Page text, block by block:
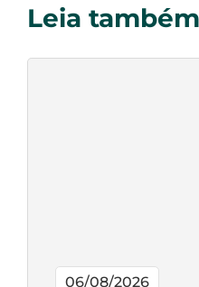
Leia também
06/08/2026